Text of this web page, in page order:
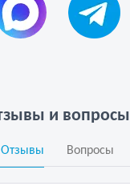
и вопросы
Отзывы Вопросы